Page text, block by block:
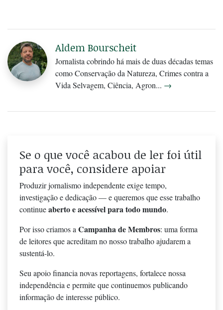
Aldem Bourscheit
Jornalista cobrindo há mais de duas décadas temas
como Conservação da Natureza, Crimes contra a
Vida Selvagem, Ciência, Agron... →
Se o que você acabou de ler foi útil
para você, considere apoiar
Produzir jornalismo independente exige tempo,
investigação e dedicação — e queremos que esse trabalho
continueaberto e acessível para todo mundo.
Por isso criamos a Campanha de Membros: uma forma
de leitores que acreditam no nosso trabalho ajudarem a
sustentá-lo.
Seu apoio financia novas reportagens, fortalece nossa
independência e permite que continuemos publicando
informação de interesse público.